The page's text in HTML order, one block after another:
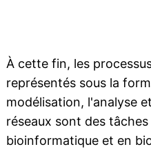
À cette fin, les
représentés sous la
modélisation, l'analyse
réseaux sont des
bioinformatique et en